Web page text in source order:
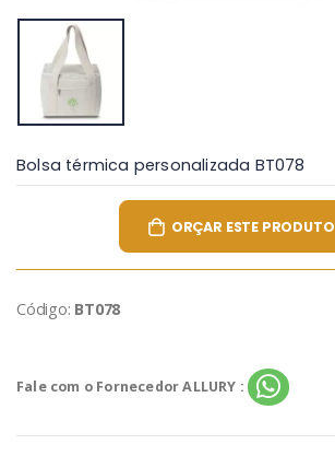
Bolsa térmica personalizada BT078
ORÇAR ESTE PRODUTO
Código: BT078
Fale com o Fornecedor ALLURY :